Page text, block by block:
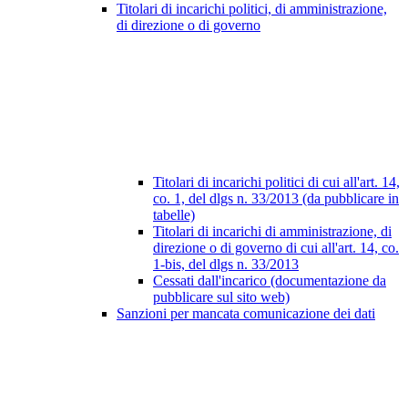
Titolari di incarichi politici, di amministrazione,
di direzione o di governo
Titolari di incarichi politici di cui all'art. 14,
co. 1, del dlgs n. 33/2013 (da pubblicare in
tabelle)
Titolari di incarichi di amministrazione, di
direzione o di governo di cui all'art. 14, co.
1-bis, del dlgs n. 33/2013
Cessati dall'incarico (documentazione da
pubblicare sul sito web)
Sanzioni per mancata comunicazione dei dati